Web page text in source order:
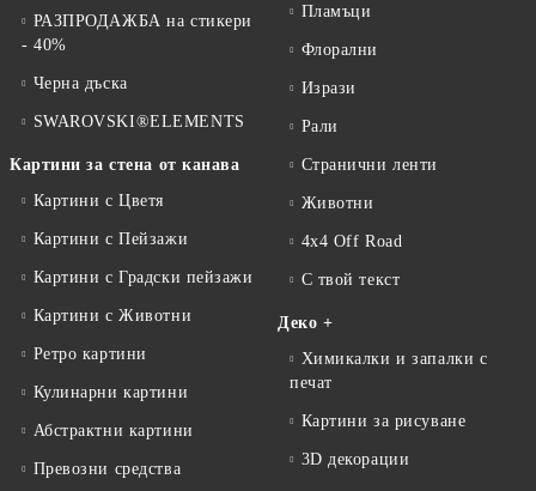
РАЗПРОДАЖБА на стикери
- 40%
Черна дъска
SWAROVSKI®ELEMENTS
Картини за стена от канава
Картини с Цветя
Картини с Пейзажи
Картини с Градски пейзажи
Картини с Животни
Ретро картини
Кулинарни картини
Абстрактни картини
Превозни средства
Пламъци
Флорални
Изрази
Рали
Странични ленти
Животни
4x4 Off Road
С твой текст
Деко +
Химикалки и запалки с
печат
Картини за рисуване
3D декорации